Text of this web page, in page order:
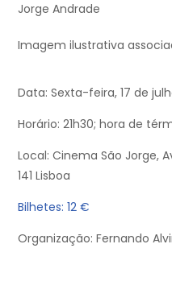
Jorge Andrade
Imagem ilustrativa
Data: Sexta-feira, 17 de
Horário: 21h30; hora de
Local: Cinema São Jorge,
141 Lisboa
Bilhetes: 12 €
Organização: Fernando